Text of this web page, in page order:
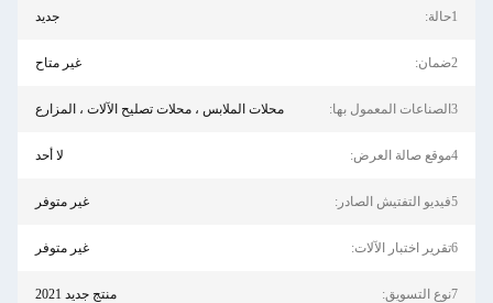
1حالة: جديد
2ضمان: غير متاح
3الصناعات المعمول بها: محلات الملابس ، محلات تصليح الآلات ، المزارع
4موقع صالة العرض: لا أحد
5فيديو التفتيش الصادر: غير متوفر
6تقرير اختبار الآلات: غير متوفر
7نوع التسويق: منتج جديد 2021